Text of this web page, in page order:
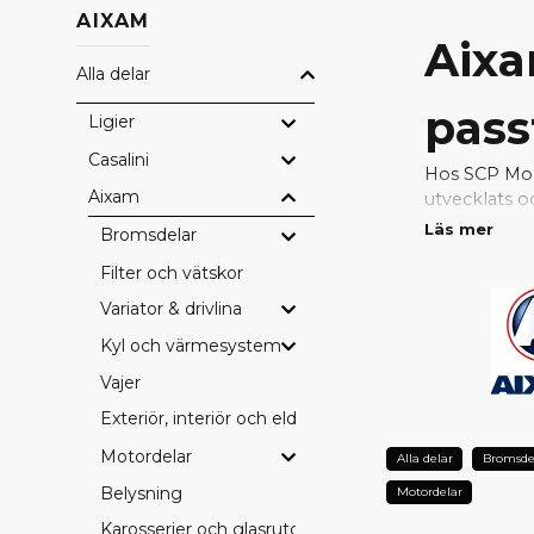
AIXAM
Alla delar
Ligier
Casalini
Aixam
Bromsdelar
Filter och vätskor
Variator & drivlina
Kyl och värmesystem
Vajer
Exteriör, interiör och eldetaljer
Motordelar
Belysning
Karosserier och glasrutor
Hos SCP
utvecklats
passform,
problemfri.
Bevarad
Lång
Läs mer
Alla delar
Motordelar